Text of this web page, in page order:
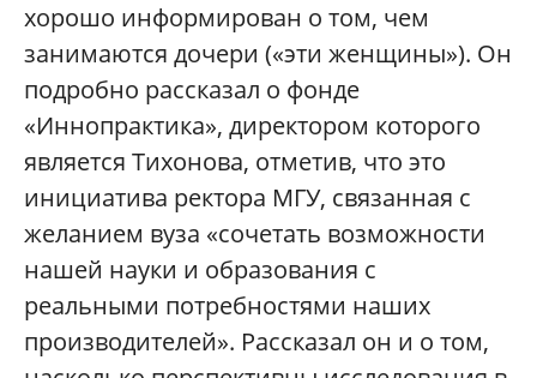
хорошо информирован о том, чем
занимаются дочери («эти женщины»). Он
подробно рассказал о фонде
«Иннопрактика», директором которого
является Тихонова, отметив, что это
инициатива ректора МГУ, связанная с
желанием вуза «сочетать возможности
нашей науки и образования с
реальными потребностями наших
производителей». Рассказал он и о том,